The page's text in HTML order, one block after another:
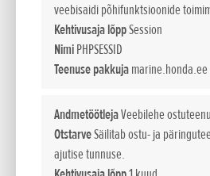
veebisaidi põhifunktsioonide
Kehtivusaja lõppSession
NimiPHPSESSID
Teenuse pakkujamarine.honda.ee
AndmetöötlejaVeebilehe
OtstarveSäilitab ostu- ja
ajutise tunnuse.
E-MAIL/TELEFON:*